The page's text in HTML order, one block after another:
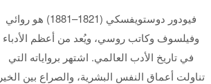
فيودور دوستويفسكي (1821–1881) هو روائي
وفيلسوف وكاتب روسي، ويُعد من أعظم الأدباء
في تاريخ الأدب العالمي. اشتهر برواياته التي
تناولت أعماق النفس البشرية، والصراع بين الخير